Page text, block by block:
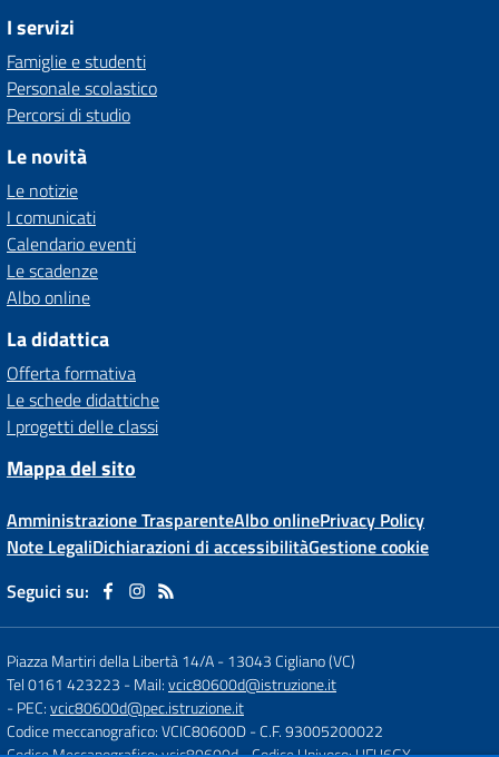
I servizi
Famiglie e studenti
Personale scolastico
Percorsi di studio
Le novità
Le notizie
I comunicati
Calendario eventi
Le scadenze
Albo online
La didattica
Offerta formativa
Le schede didattiche
I progetti delle classi
Mappa del sito
Amministrazione TrasparenteAlbo onlinePrivacy Policy
Note LegaliDichiarazioni di accessibilitàGestione cookie
Seguici su:
Piazza Martiri della Libertà 14/A-13043 Cigliano (VC)
Tel 0161 423223 - Mail:vcic80600d@istruzione.it
- PEC:vcic80600d@pec.istruzione.it
Codice meccanografico: VCIC80600D- C.F. 93005200022